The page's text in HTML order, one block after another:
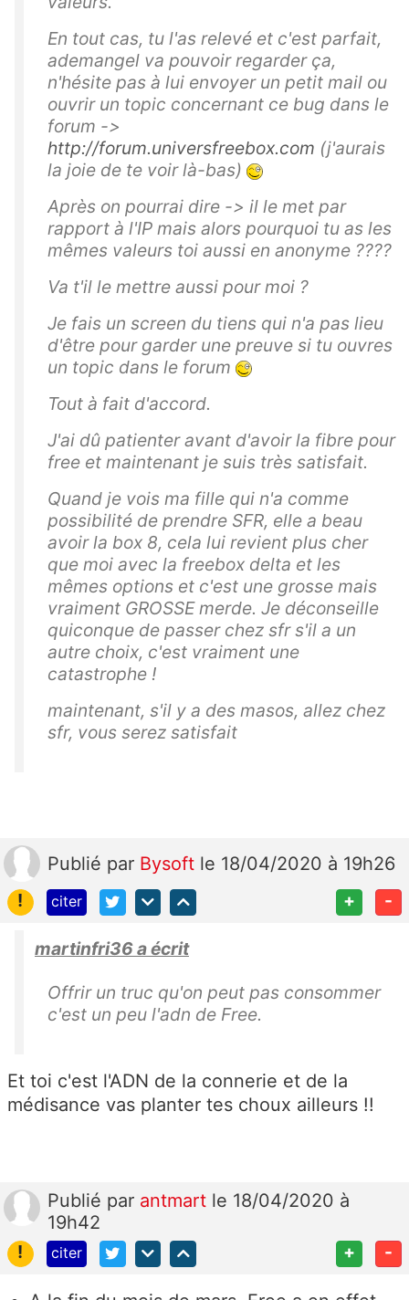
En tout cas, tu l'as relevé et c'est parfait,
ademangel va pouvoir regarder ça,
n'hésite pas à lui envoyer un petit mail ou
ouvrir un topic concernant ce bug dans le
forum ->
http://forum.universfreebox.com (j'aurais
la joie de te voir là-bas)
Après on pourrai dire -> il le met par
rapport à l'IP mais alors pourquoi tu as les
mêmes valeurs toi aussi en anonyme ????
Va t'il le mettre aussi pour moi ?
Je fais un screen du tiens qui n'a pas lieu
d'être pour garder une preuve si tu ouvres
un topic dans le forum
Tout à fait d'accord.
J'ai dû patienter avant d'avoir la fibre pour
free et maintenant je suis très satisfait.
Quand je vois ma fille qui n'a comme
possibilité de prendre SFR, elle a beau
avoir la box 8, cela lui revient plus cher
que moi avec la freebox delta et les
mêmes options et c'est une grosse mais
vraiment GROSSE merde. Je déconseille
quiconque de passer chez sfr s'il a un
autre choix, c'est vraiment une
catastrophe !
maintenant, s'il y a des masos, allez chez
sfr, vous serez satisfait
Publié par Bysoft le 18/04/2020 à 19h26
!
citer + -
martinfri36 a écrit
Offrir un truc qu'on peut pas consommer
c'est un peu l'adn de Free.
Et toi c'est l'ADN de la connerie et de la
médisance vas planter tes choux ailleurs !!
Publié par antmart le 18/04/2020 à
19h42
!
citer + -